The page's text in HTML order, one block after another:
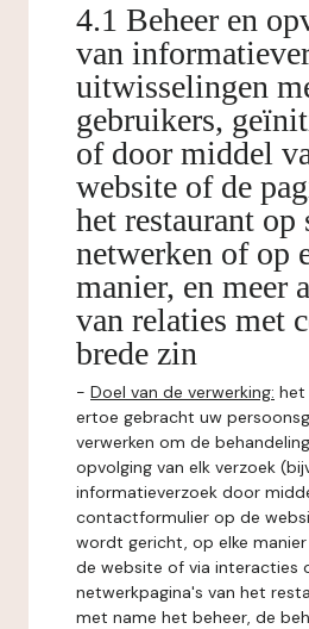
4.1 Beheer en
van
uitwisselingen
gebruikers,
of door middel
website of de
het restaurant op
netwerken of op
manier, en meer
van relaties met
brede zin
- Doel van de verwerking: het
ertoe gebracht uw
verwerken om de
opvolging van elk verzoek
informatieverzoek door
contactformulier op de
wordt gericht, op elke
de website of via interacties
netwerkpagina's van het
met name het beheer, de